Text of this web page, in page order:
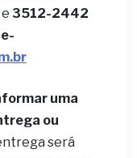
e 3512-2442
uma
ou
será